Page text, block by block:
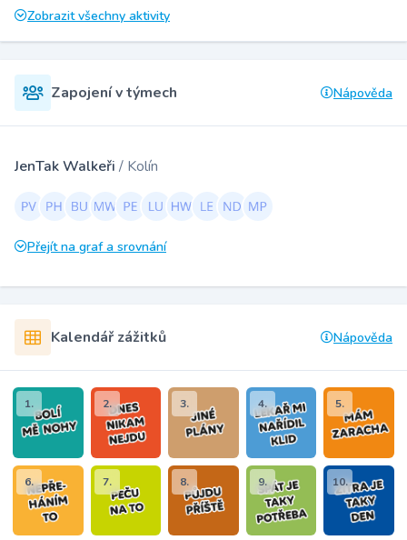
Zobrazit všechny aktivity
Zapojení v týmech Nápověda
JenTak Walkeři / Kolín
Přejít na graf a srovnání
Kalendář zážitků Nápověda
1. 2. 3. 4. 5.
6. 7. 8. 9. 10.